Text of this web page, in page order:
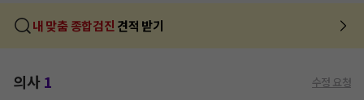
내 맞춤 종합검진 견적 받기
의사1 수정 요청